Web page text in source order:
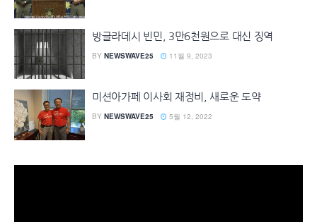
방글라데시 빈민, 3만6천원으로 대신 징역
BY NEWSWAVE25 11월 9, 2023
미션아가페 이사회 재정비, 새로운 도약
BY NEWSWAVE25 5월 12, 2022